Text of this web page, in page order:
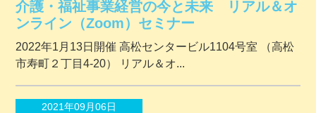
介護・福祉事業経営の今と未来 リアル＆オ
ンライン（Zoom）セミナー
2022年1月13日開催 ⾼松センタービル1104号室 （⾼松
市寿町２丁⽬4-20） リアル＆オ...
2021年09月06日